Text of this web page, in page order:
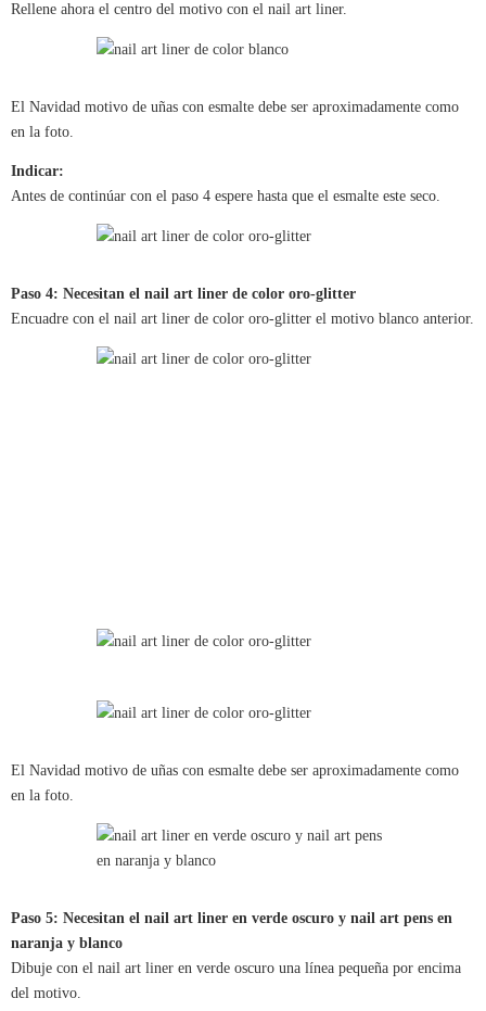
Rellene ahora el centro del motivo con el nail art liner.
El Navidad motivo de uñas con esmalte debe ser aproximadamente como
en la foto.
Indicar:
Antes de continúar con el paso 4 espere hasta que el esmalte este seco.
Paso 4: Necesitan el nail art liner de color oro-glitter
Encuadre con el nail art liner de color oro-glitter el motivo blanco anterior.
El Navidad motivo de uñas con esmalte debe ser aproximadamente como
en la foto.
Paso 5: Necesitan el nail art liner en verde oscuro y nail art pens en
naranja y blanco
Dibuje con el nail art liner en verde oscuro una línea pequeña por encima
del motivo.